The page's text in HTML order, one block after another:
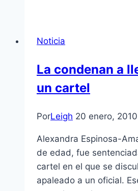
Noticia
La condenan a
un cartel
PorLeigh 20 enero, 2010
Alexandra Espinosa-
de edad, fue
cartel en el que se
apaleado a un oficial.